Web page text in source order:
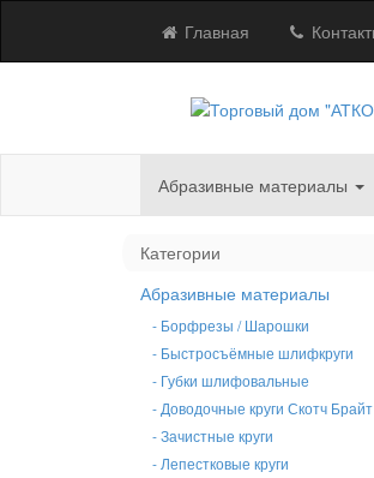
Главная
Абразивные материалы
Категории
Абразивные материалы
- Борфрезы / Шарошки
- Быстросъёмные шлифкруги
- Губки шлифовальные
- Доводочные круги Скотч Брайт
- Зачистные круги
- Лепестковые круги